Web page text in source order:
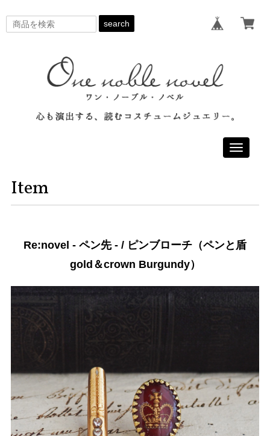
search
Toggle
Item
Re:novel - ペン先 - / ピンブローチ（ペンと盾
gold＆crown Burgundy）